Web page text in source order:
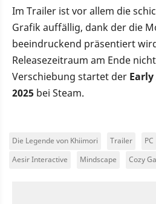
Im Trailer ist vor allem die
Grafik auffällig, dank der die
beeindruckend präsentiert
Releasezeitraum am Ende
Verschiebung startet der
2025 bei Steam.
Die Legende von Khiimori Trailer PC
Aesir Interactive
Mindscape Cozy